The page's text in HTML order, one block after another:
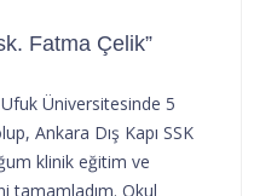
Fatma Çelik”
Üniversitesinde 5
Ankara Dış Kapı SSK
klinik eğitim ve
tamamladım. Okul